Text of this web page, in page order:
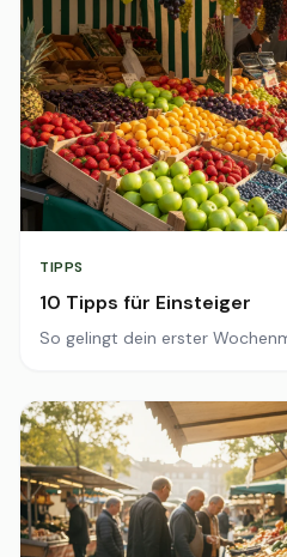
TIPPS
10 Tipps für Einsteiger
So gelingt dein erster